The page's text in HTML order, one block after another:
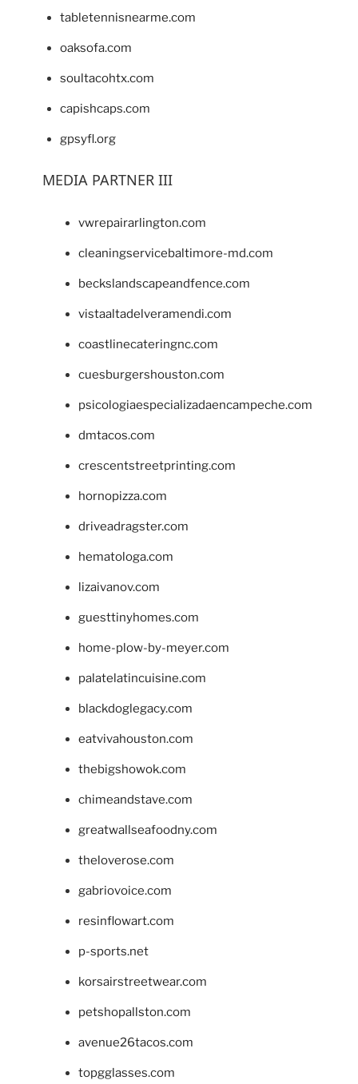
tabletennisnearme.com
oaksofa.com
soultacohtx.com
capishcaps.com
gpsyfl.org
MEDIA PARTNER III
vwrepairarlington.com
cleaningservicebaltimore-md.com
beckslandscapeandfence.com
vistaaltadelveramendi.com
coastlinecateringnc.com
cuesburgershouston.com
psicologiaespecializadaencampeche.com
dmtacos.com
crescentstreetprinting.com
hornopizza.com
driveadragster.com
hematologa.com
lizaivanov.com
guesttinyhomes.com
home-plow-by-meyer.com
palatelatincuisine.com
blackdoglegacy.com
eatvivahouston.com
thebigshowok.com
chimeandstave.com
greatwallseafoodny.com
theloverose.com
gabriovoice.com
resinflowart.com
p-sports.net
korsairstreetwear.com
petshopallston.com
avenue26tacos.com
topgglasses.com